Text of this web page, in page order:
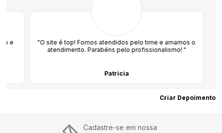
"O site é top! Fomos atendidos pelo time e amamos o
atendimento. Parabéns pelo profissionalismo! "
Patricia
Criar Depoimento
Cadastre-se em nossa